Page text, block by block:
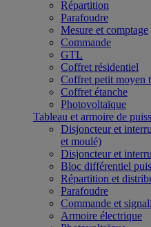
Répartition
Parafoudre
Mesure et comptage
Commande
GTL
Coffret résidentiel
Coffret petit moyen
Coffret étanche
Photovoltaïque
Tableau et armoire de
Disjoncteur et
et moulé)
Disjoncteur et
Bloc différentiel
Répartition et
Parafoudre
Commande et
Armoire électrique